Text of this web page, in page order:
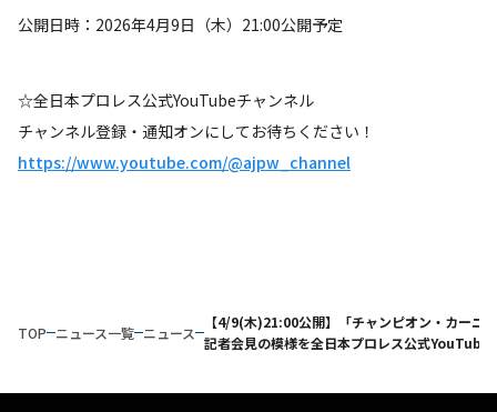
公開日時：2026年4月9日（木）21:00公開予定
☆全日本プロレス公式YouTubeチャンネル
チャンネル登録・通知オンにしてお待ちください！
https://www.youtube.com/@ajpw_channel
TOP ニュース一覧 ニュース
【4/9(木)21:00公開】「チャンピオン・カーニ
記者会見の模様を全日本プロレス公式YouTube